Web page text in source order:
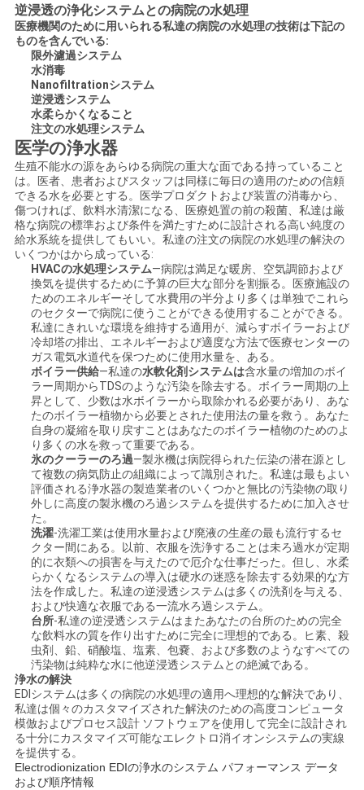
し
な
ニ
ュ
ー
ス
引
用
を
要
求
し
な
さ
い
図
PRIVACY
POLICY
逆浸透の浄化システムとの病院の水処理
医療機関のために用いられる私達の病院の水処理の技術は下記の
ものを含んでいる:
限外濾過システム
水消毒
Nanofiltrationシステム
逆浸透システム
水柔らかくなること
注文の水処理システム
医学の浄水器
生殖不能水の源をあらゆる病院の重大な面である持っていること
は。医者、患者およびスタッフは同様に毎日の適用のための信頼
できる水を必要とする。医学プロダクトおよび装置の消毒から、
傷つければ、飲料水清潔になる、医療処置の前の殺菌、私達は厳
格な病院の標準および条件を満たすために設計される高い純度の
給水系統を提供してもいい。私達の注文の病院の水処理の解決の
いくつかはから成っている:
HVACの水処理システム—病院は満足な暖房、空気調節および
換気を提供するために予算の巨大な部分を割振る。医療施設の
ためのエネルギーそして水費用の半分より多くは単独でこれら
のセクターで病院に使うことができる使用することができる。
私達にきれいな環境を維持する適用が、減らすボイラーおよび
冷却塔の排出、エネルギーおよび適度な方法で医療センターの
ガス電気水道代を保つために使用水量を、ある。
ボイラー供給—私達の水軟化剤システムは含水量の増加のボイ
ラー周期からTDSのような汚染を除去する。ボイラー周期の上
昇として、少数は水ボイラーから取除かれる必要があり、あな
たのボイラー植物から必要とされた使用法の量を救う。あなた
自身の凝縮を取り戻すことはあなたのボイラー植物のためのよ
り多くの水を救って重要である。
氷のクーラーのろ過—製氷機は病院得られた伝染の潜在源とし
て複数の病気防止の組織によって識別された。私達は最もよい
評価される浄水器の製造業者のいくつかと無比の汚染物の取り
外しに高度の製氷機のろ過システムを提供するために加入させ
た。
洗濯-洗濯工業は使用水量および廃液の生産の最も流行するセ
クター間にある。以前、衣服を洗浄することは未ろ過水が定期
的に衣類への損害を与えたので厄介な仕事だった。但し、水柔
らかくなるシステムの導入は硬水の迷惑を除去する効果的な方
法を作成した。私達の逆浸透システムは多くの洗剤を与える、
および快適な衣服である一流水ろ過システム。
台所-私達の逆浸透システムはまたあなたの台所のための完全
な飲料水の質を作り出すために完全に理想的である。ヒ素、殺
虫剤、鉛、硝酸塩、塩素、包嚢、および多数のようなすべての
汚染物は純粋な水に他逆浸透システムとの絶滅である。
浄水の解決
EDIシステムは多くの病院の水処理の適用へ理想的な解決であり、
私達は個々のカスタマイズされた解決のための高度コンピュータ
模倣およびプロセス設計 ソフトウェアを使用して完全に設計され
る十分にカスタマイズ可能なエレクトロ消イオンシステムの実線
を提供する。
Electrodionization EDIの浄水のシステム パフォーマンス データ
および順序情報